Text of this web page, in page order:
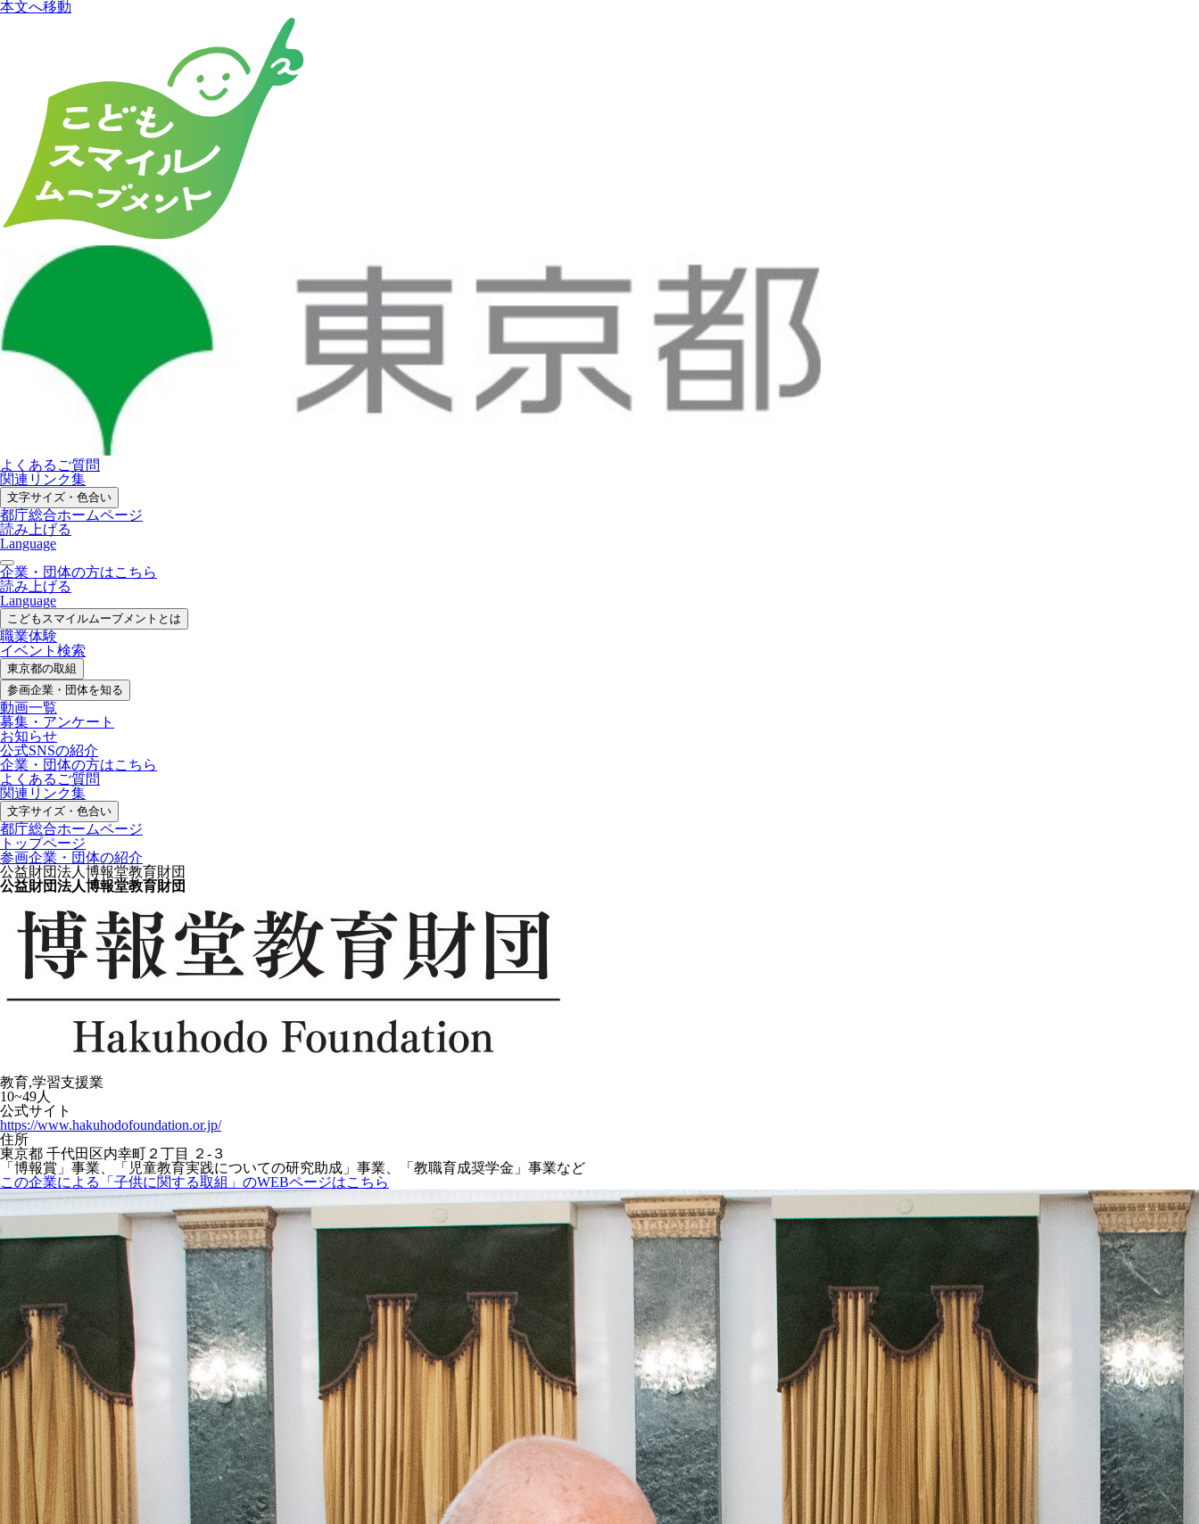
本文へ移動
よくあるご質問
関連リンク集
文字サイズ・色合い
都庁総合ホームページ
読み上げる
Language
企業・団体の方はこちら
読み上げる
Language
こどもスマイルムーブメントとは
職業体験
イベント検索
東京都の取組
参画企業・ 団体を知る
動画一覧
募集・ アンケート
お知らせ
公式SNSの紹介
企業・団体の方はこちら
よくあるご質問
関連リンク集
文字サイズ・色合い
都庁総合ホームページ
トップページ
参画企業・団体の紹介
公益財団法人博報堂教育財団
公益財団法人博報堂教育財団
教育,学習支援業
10~49人
公式サイト
https://www.hakuhodofoundation.or.jp/
住所
東京都 千代田区内幸町２丁目 ２-３
「博報賞」事業、「児童教育実践についての研究助成」事業、「教職育成奨学金」事業など
この企業による「子供に関する取組」のWEBページはこちら